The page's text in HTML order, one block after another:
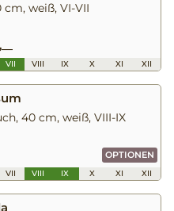
weiß, VI-VII
VII VIII IX X XI XII
40 cm, weiß, VIII-IX
OPTIONEN
VII VIII IX X XI XII